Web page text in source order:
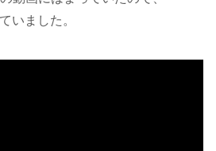
いました。